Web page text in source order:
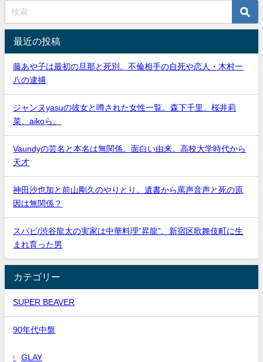
最近の投稿
藤あや子は最初の旦那と死別。不倫相手の自死や恋人・木村一
八の逮捕
ジャンヌyasuの彼女と噂された女性一覧。森下千里、桜井莉
菜、aikoら。
Vaundyの芸名と本名は無関係。面白い由来。高校大学時代から
天才
神田沙也加と前山剛久のやりとり。遺書から罵声音声と死の原
因は無関係？
スパビ/渋谷龍太の実家は中華料理”昇龍”。新宿区歌舞伎町に生
まれ育った男
カテゴリー
SUPER BEAVER
90年代中盤
GLAY